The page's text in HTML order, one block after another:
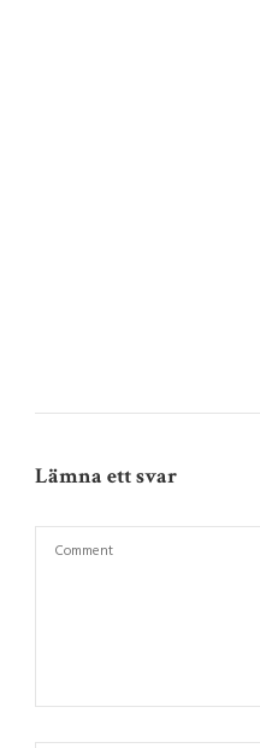
Lämna ett svar